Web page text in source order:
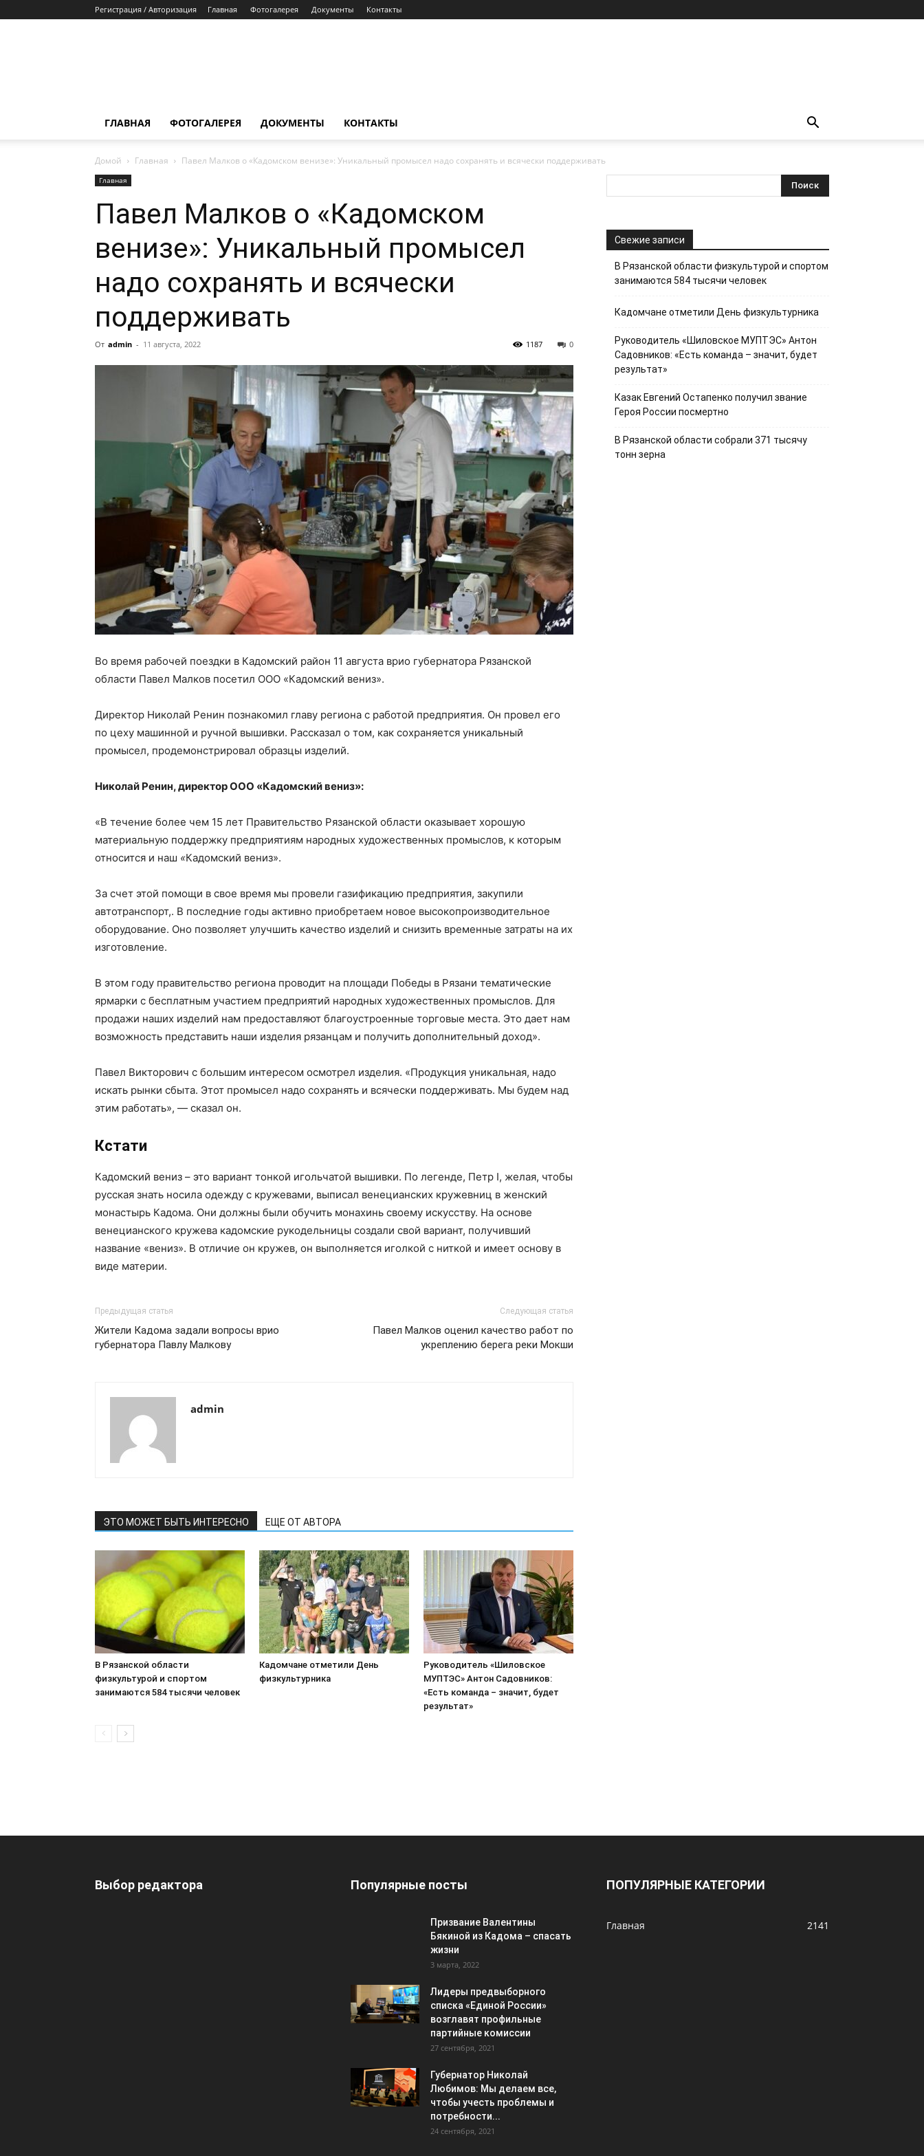
Регистрация / Авторизация Главная Фотогалерея Документы Контакты
ГЛАВНАЯ ФОТОГАЛЕРЕЯ ДОКУМЕНТЫ КОНТАКТЫ
Домой Главная Павел Малков о «Кадомском венизе»: Уникальный промысел надо сохранять и всячески поддерживать
Главная
Павел Малков о «Кадомском
венизе»: Уникальный промысел
надо сохранять и всячески
поддерживать
От admin - 11 августа, 2022 0
1187
Во время рабочей поездки в Кадомский район 11 августа врио губернатора Рязанской
области Павел Малков посетил ООО «Кадомский вениз».
Директор Николай Ренин познакомил главу региона с работой предприятия. Он провел его
по цеху машинной и ручной вышивки. Рассказал о том, как сохраняется уникальный
промысел, продемонстрировал образцы изделий.
Николай Ренин, директор ООО «Кадомский вениз»:
«В течение более чем 15 лет Правительство Рязанской области оказывает хорошую
материальную поддержку предприятиям народных художественных промыслов, к которым
относится и наш «Кадомский вениз».
За счет этой помощи в свое время мы провели газификацию предприятия, закупили
автотранспорт,. В последние годы активно приобретаем новое высокопроизводительное
оборудование. Оно позволяет улучшить качество изделий и снизить временные затраты на их
изготовление.
В этом году правительство региона проводит на площади Победы в Рязани тематические
ярмарки с бесплатным участием предприятий народных художественных промыслов. Для
продажи наших изделий нам предоставляют благоустроенные торговые места. Это дает нам
возможность представить наши изделия рязанцам и получить дополнительный доход».
Павел Викторович с большим интересом осмотрел изделия. «Продукция уникальная, надо
искать рынки сбыта. Этот промысел надо сохранять и всячески поддерживать. Мы будем над
этим работать», — сказал он.
Кстати
Кадомский вениз – это вариант тонкой игольчатой вышивки. По легенде, Петр I, желая, чтобы
русская знать носила одежду с кружевами, выписал венецианских кружевниц в женский
монастырь Кадома. Они должны были обучить монахинь своему искусству. На основе
венецианского кружева кадомские рукодельницы создали свой вариант, получивший
название «вениз». В отличие он кружев, он выполняется иголкой с ниткой и имеет основу в
виде материи.
Предыдущая статья
Жители Кадома задали вопросы врио
губернатора Павлу Малкову
Следующая статья
Павел Малков оценил качество работ по
укреплению берега реки Мокши
admin
ЭТО МОЖЕТ БЫТЬ ИНТЕРЕСНО ЕЩЕ ОТ АВТОРА
В Рязанской области
физкультурой и спортом
занимаются 584 тысячи человек
Кадомчане отметили День
физкультурника
Руководитель «Шиловское
МУПТЭС» Антон Садовников:
«Есть команда – значит, будет
результат»
Свежие записи
В Рязанской области физкультурой и спортом
занимаются 584 тысячи человек
Кадомчане отметили День физкультурника
Руководитель «Шиловское МУПТЭС» Антон
Садовников: «Есть команда – значит, будет
результат»
Казак Евгений Остапенко получил звание
Героя России посмертно
В Рязанской области собрали 371 тысячу
тонн зерна
Выбор редактора Популярные посты
Призвание Валентины
Бякиной из Кадома – спасать
жизни
3 марта, 2022
Лидеры предвыборного
списка «Единой России»
возглавят профильные
партийные комиссии
27 сентября, 2021
Губернатор Николай
Любимов: Мы делаем все,
чтобы учесть проблемы и
потребности...
24 сентября, 2021
ПОПУЛЯРНЫЕ КАТЕГОРИИ
Главная 2141